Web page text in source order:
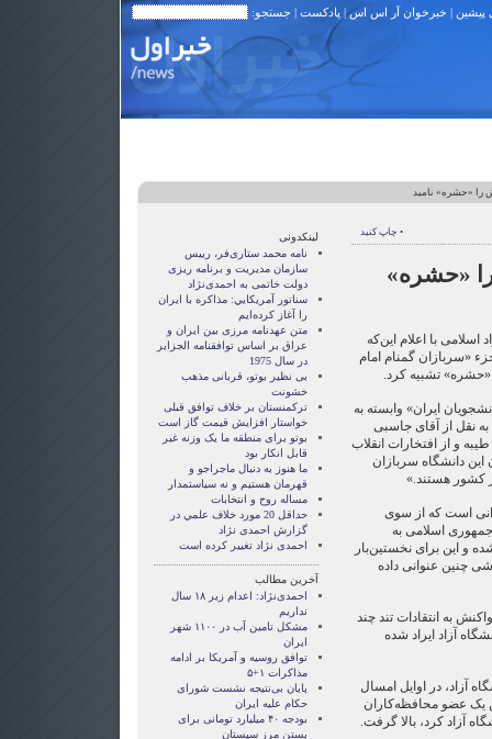
پیشین | خبرخوان آر اس اس| پادکست | جستجو:
را «حشره» نامید
• چاپ کنید
«حشره»
اسلامی با اعلام این‌که
«سربازان گمنام امام
«حشره» تشبیه کرد.
ایران» وابسته به
به نقل از آقای جاسبی
و از افتخارات انقلاب
دانشگاه سربازان
کشور هستند.»
است که از سوی
جمهوری اسلامی به
و این برای نخستین‌بار
چنین عنوانی داده
به انتقاد‌ات تند چند
آزاد ایراد شده
آزاد، در اوایل امسال
یک عضو محافظه‌کاران
آزاد کرد، بالا گرفت.
لینکدونی
نامه محمد ستاری‌فر، رییس
سازمان مدیریت و برنامه ریزی
دولت خاتمی به احمدی‌نژاد
سناتور آمريکايي: مذاکره با ايران
را آغاز کرده‌ايم
متن عهدنامه مرزى بين ايران و
عراق بر اساس توافقنامه الجزاير
در سال 1975
بی نظیر بوتو، قربانی مذهب
خشونت
ترکمنستان بر خلاف توافق قبلی
خواستار افزایش قیمت گاز است
بوتو برای منطقه ما یک وزنه غیر
قابل انکار بود
ما هنوز به دنبال ماجراجو و
قهرمان هستيم و نه سياستمدار
مساله روح و انتخابات
حداقل 20 مورد خلاف علمي در
گزارش احمدی نژاد
احمدی نژاد تغییر کرده است
آخرین مطالب
احمدی‌نژاد: اعدام زیر ۱۸ سال
نداریم
مشکل تامین آب در ۱۱۰۰ شهر
ایران
توافق روسیه و آمریکا بر ادامه
مذاکرات ۱+۵
پایان بی‌نتیجه نشست شورای
حکام علیه ایران
بودجه ۴۰ میلیارد تومانی برای
بستن مرز سیستان